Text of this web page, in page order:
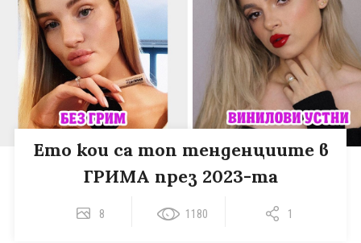
Ето кои са топ тенденциите в
ГРИМА през 2023-та
8 1180 1